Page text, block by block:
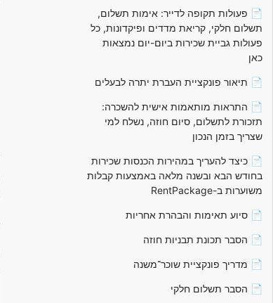
📄 פעולות תקופה לדייר: אימות תשלום,
תשלום חלקי, קריאת מדדים ופיקדונות, כל
פעולות גביית שכירות ביום-יום נמצאות
כאן
📄 תיאור פונקציית העברת יתרה לבעלים
📄 התראות מותאמות אישית להשכרה:
תזכורת לתשלום, סיום חוזה, נשלח למי
שצריך בזמן הנכון
📄 כיצד להעריך במהירות הכנסות שכירות
בחודש הבא ובשנה מלאה באמצעות קבלות
משוערות ב-RentPackage
📄 סיוע תאימות והבהרת אחריות
📄 הסבר תכונת תבניות חוזה
📄 מדריך פונקציית שוכר־משנה
📄 הסבר תשלום חלקי